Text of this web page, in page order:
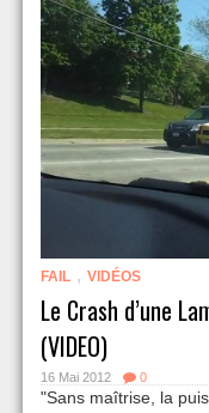
FAIL , VIDÉOS
Le Crash d’une
(VIDEO)
16 Mai 2012 0
"Sans maîtrise, la